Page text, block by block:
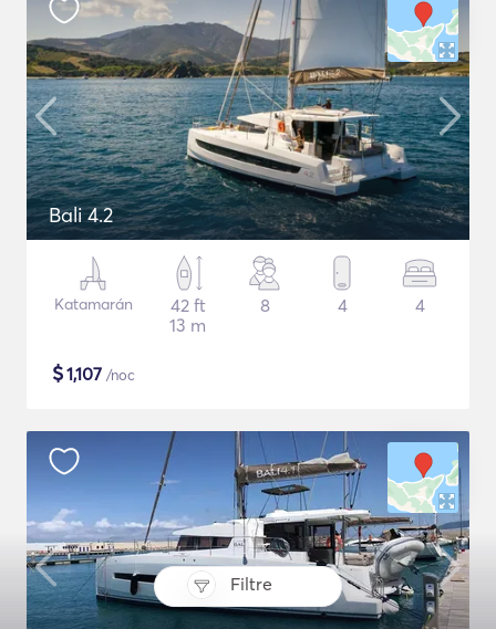
Filtre
Bali 4.2
Katamarán
42 ft
13 m
8 4 4
$1,107 /noc